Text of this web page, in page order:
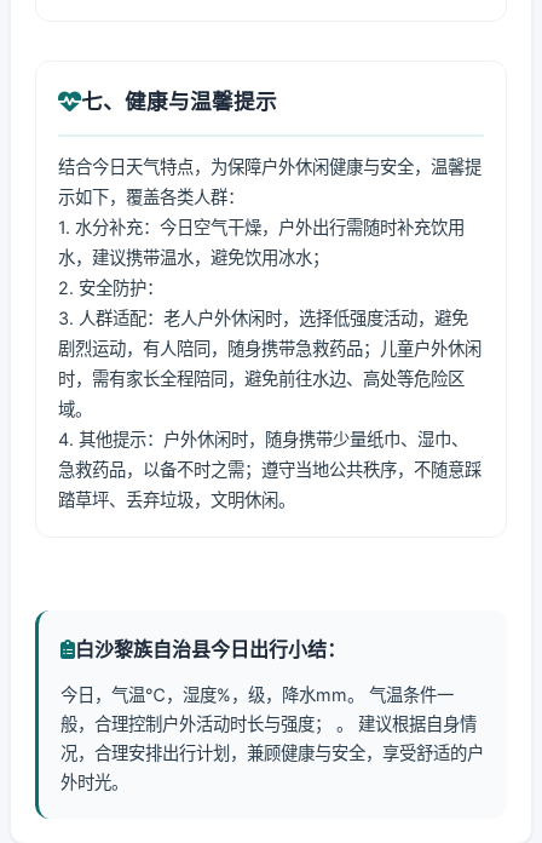
七、健康与温馨提示
结合今日天气特点，为保障户外休闲健康与安全，温馨提
示如下，覆盖各类人群：
1. 水分补充：今日空气干燥，户外出行需随时补充饮用
水，建议携带温水，避免饮用冰水；
2. 安全防护：
3. 人群适配：老人户外休闲时，选择低强度活动，避免
剧烈运动，有人陪同，随身携带急救药品；儿童户外休闲
时，需有家长全程陪同，避免前往水边、高处等危险区
域。
4. 其他提示：户外休闲时，随身携带少量纸巾、湿巾、
急救药品，以备不时之需；遵守当地公共秩序，不随意踩
踏草坪、丢弃垃圾，文明休闲。
白沙黎族自治县今日出行小结：
今日，气温℃，湿度%，级，降水mm。 气温条件一
般，合理控制户外活动时长与强度； 。 建议根据自身情
况，合理安排出行计划，兼顾健康与安全，享受舒适的户
外时光。